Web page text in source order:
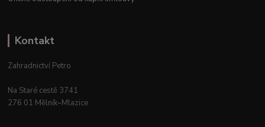
Kontakt
Zahradnictví Petro
Na Staré cestě 3741
276 01 Mělník–Mlazice